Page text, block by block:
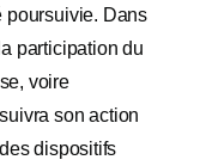
poursuivie. Dans
participation du
voire
son action
dispositifs